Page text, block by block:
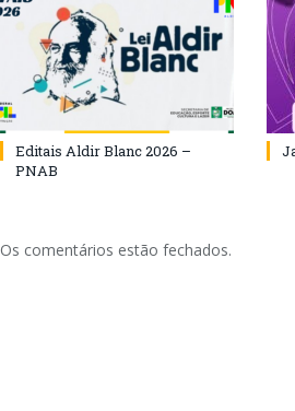
Editais Aldir Blanc 2026 –
PNAB
Os comentários estão fechados.